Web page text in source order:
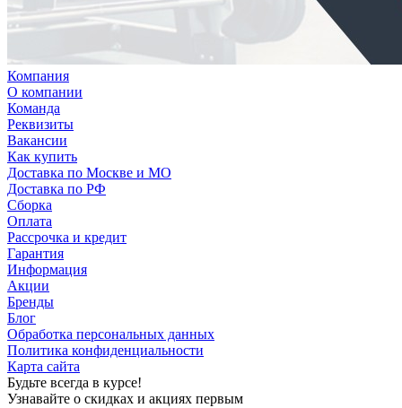
Компания
О компании
Команда
Реквизиты
Вакансии
Как купить
Доставка по Москве и МО
Доставка по РФ
Сборка
Оплата
Рассрочка и кредит
Гарантия
Информация
Акции
Бренды
Блог
Обработка персональных данных
Политика конфиденциальности
Карта сайта
Будьте всегда в курсе!
Узнавайте о скидках и акциях первым